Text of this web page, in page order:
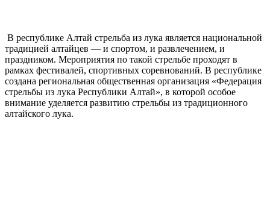
В республике Алтай стрельба из лука является национальной
традицией алтайцев — и спортом, и развлечением, и
праздником. Мероприятия по такой стрельбе проходят в
рамках фестивалей, спортивных соревнований. В республике
создана региональная общественная организация «Федерация
стрельбы из лука Республики Алтай», в которой особое
внимание уделяется развитию стрельбы из традиционного
алтайского лука.